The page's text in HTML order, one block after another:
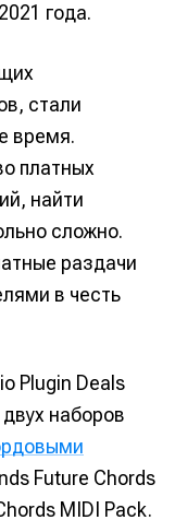
года.
стали
время.
платных
найти
сложно.
раздачи
в честь
Plugin Deals
наборов
Future Chords
MIDI Pack.